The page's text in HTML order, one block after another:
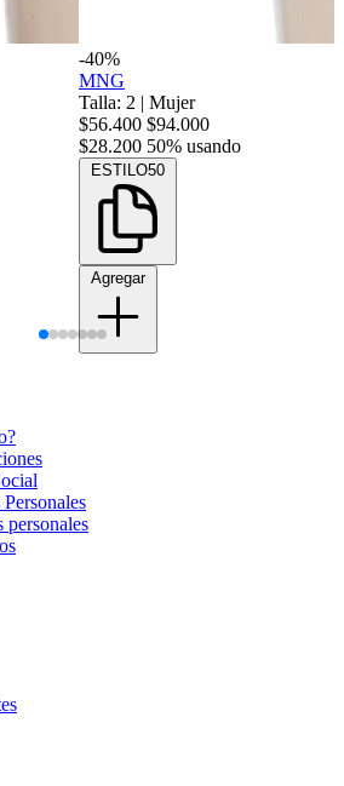
-40%
MNG
Talla: 2 | Mujer
$56.400 $94.000
$28.200 50% usando
ESTILO50
Agregar
personales